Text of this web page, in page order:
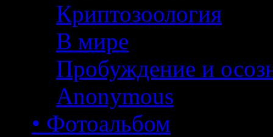
Криптозоология
В мире
Пробуждение и
Anonymous
• Фотоальбом